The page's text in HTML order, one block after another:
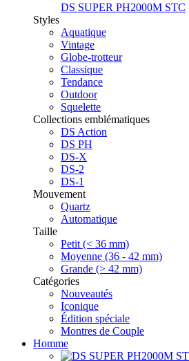
DS SUPER PH2000M STC
Styles
Aquatique
Vintage
Globe-trotteur
Classique
Tendance
Outdoor
Squelette
Collections emblématiques
DS Action
DS PH
DS-X
DS-2
DS-1
Mouvement
Quartz
Automatique
Taille
Petit (< 36 mm)
Moyenne (36 - 42 mm)
Grande (> 42 mm)
Catégories
Nouveautés
Iconique
Édition spéciale
Montres de Couple
Homme